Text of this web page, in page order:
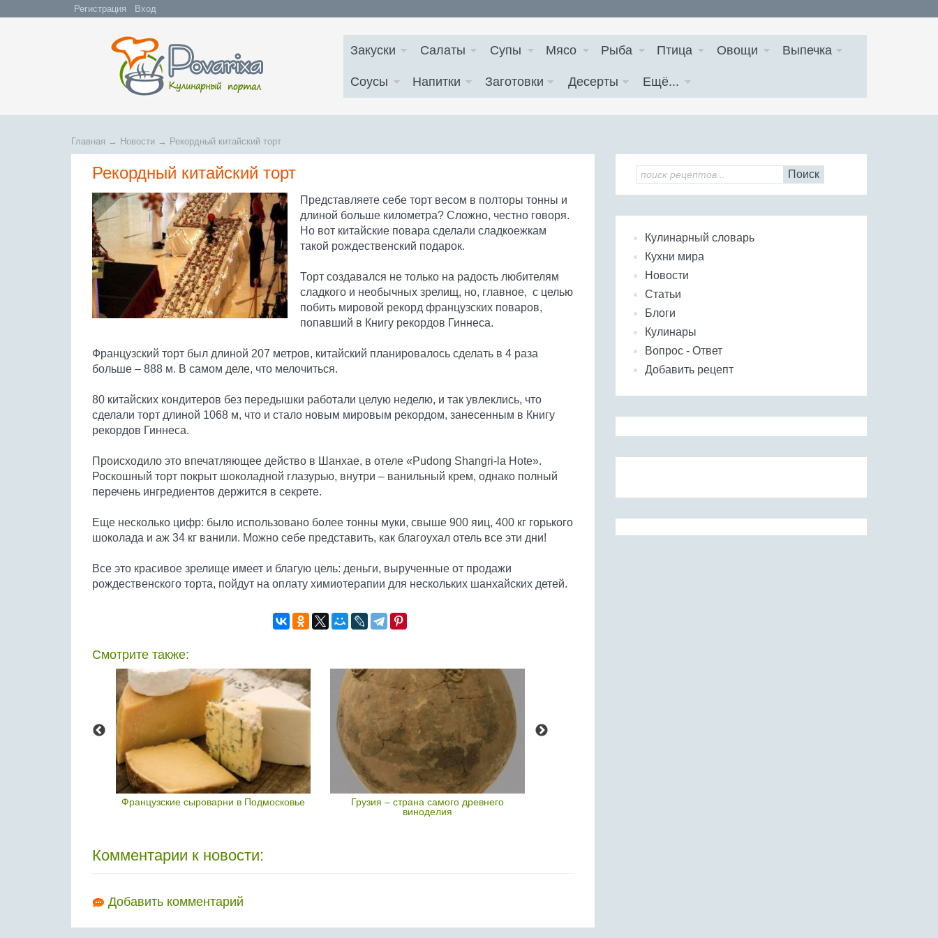
Регистрация Вход
Закуски Салаты Супы Мясо Рыба Птица Овощи Выпечка
Соусы Напитки Заготовки Десерты Ещё...
Главная → Новости → Рекордный китайский торт
Рекордный китайский торт
Представляете себе торт весом в полторы тонны и
длиной больше километра? Сложно, честно говоря.
Но вот китайские повара сделали сладкоежкам
такой рождественский подарок.
Торт создавался не только на радость любителям
сладкого и необычных зрелищ, но, главное, с целью
побить мировой рекорд французских поваров,
попавший в Книгу рекордов Гиннеса.
Французский торт был длиной 207 метров, китайский планировалось сделать в 4 раза
больше – 888 м. В самом деле, что мелочиться.
80 китайских кондитеров без передышки работали целую неделю, и так увлеклись, что
сделали торт длиной 1068 м, что и стало новым мировым рекордом, занесенным в Книгу
рекордов Гиннеса.
Происходило это впечатляющее действо в Шанхае, в отеле «Pudong Shangri-la Hote».
Роскошный торт покрыт шоколадной глазурью, внутри – ванильный крем, однако полный
перечень ингредиентов держится в секрете.
Еще несколько цифр: было использовано более тонны муки, свыше 900 яиц, 400 кг горького
шоколада и аж 34 кг ванили. Можно себе представить, как благоухал отель все эти дни!
Все это красивое зрелище имеет и благую цель: деньги, вырученные от продажи
рождественского торта, пойдут на оплату химиотерапии для нескольких шанхайских детей.
Смотрите также:
Французские сыроварни в Подмосковье
Грузия – страна самого древнего
виноделия
Комментарии к новости:
Добавить комментарий
Поиск
Кулинарный словарь
Кухни мира
Новости
Статьи
Блоги
Кулинары
Вопрос - Ответ
Добавить рецепт